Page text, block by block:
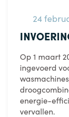
24
Op 1 maart
ingevoerd
energie-
vervallen.